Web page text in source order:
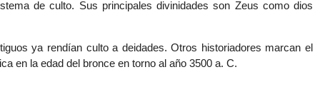
de culto. Sus principales divinidades son Zeus como dios
ya rendían culto a deidades. Otros historiadores marcan el
en la edad del bronce en torno al año 3500 a. C.